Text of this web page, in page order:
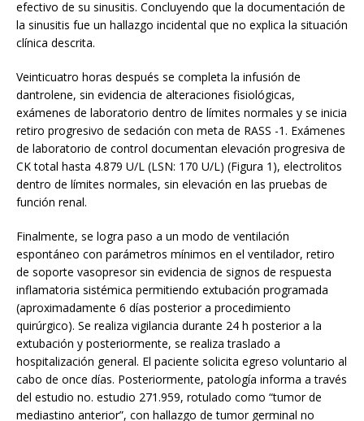
efectivo de su sinusitis. Concluyendo que la documentación de
la sinusitis fue un hallazgo incidental que no explica la situación
clínica descrita.
Veinticuatro horas después se completa la infusión de
dantrolene, sin evidencia de alteraciones fisiológicas,
exámenes de laboratorio dentro de límites normales y se inicia
retiro progresivo de sedación con meta de RASS -1. Exámenes
de laboratorio de control documentan elevación progresiva de
CK total hasta 4.879 U/L (LSN: 170 U/L) (Figura 1), electrolitos
dentro de límites normales, sin elevación en las pruebas de
función renal.
Finalmente, se logra paso a un modo de ventilación
espontáneo con parámetros mínimos en el ventilador, retiro
de soporte vasopresor sin evidencia de signos de respuesta
inflamatoria sistémica permitiendo extubación programada
(aproximadamente 6 días posterior a procedimiento
quirúrgico). Se realiza vigilancia durante 24 h posterior a la
extubación y posteriormente, se realiza traslado a
hospitalización general. El paciente solicita egreso voluntario al
cabo de once días. Posteriormente, patología informa a través
del estudio no. estudio 271.959, rotulado como “tumor de
mediastino anterior”, con hallazgo de tumor germinal no